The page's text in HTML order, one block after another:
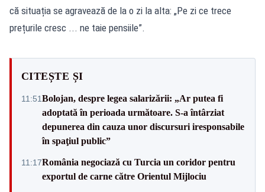
că situația se agravează de la o zi la alta: „Pe zi ce trece
prețurile cresc ... ne taie pensiile”.
CITEȘTE ȘI
11:51Bolojan, despre legea salarizării: „Ar putea fi
adoptată în perioada următoare. S-a întârziat
depunerea din cauza unor discursuri iresponsabile
în spaţiul public”
11:17România negociază cu Turcia un coridor pentru
exportul de carne către Orientul Mijlociu